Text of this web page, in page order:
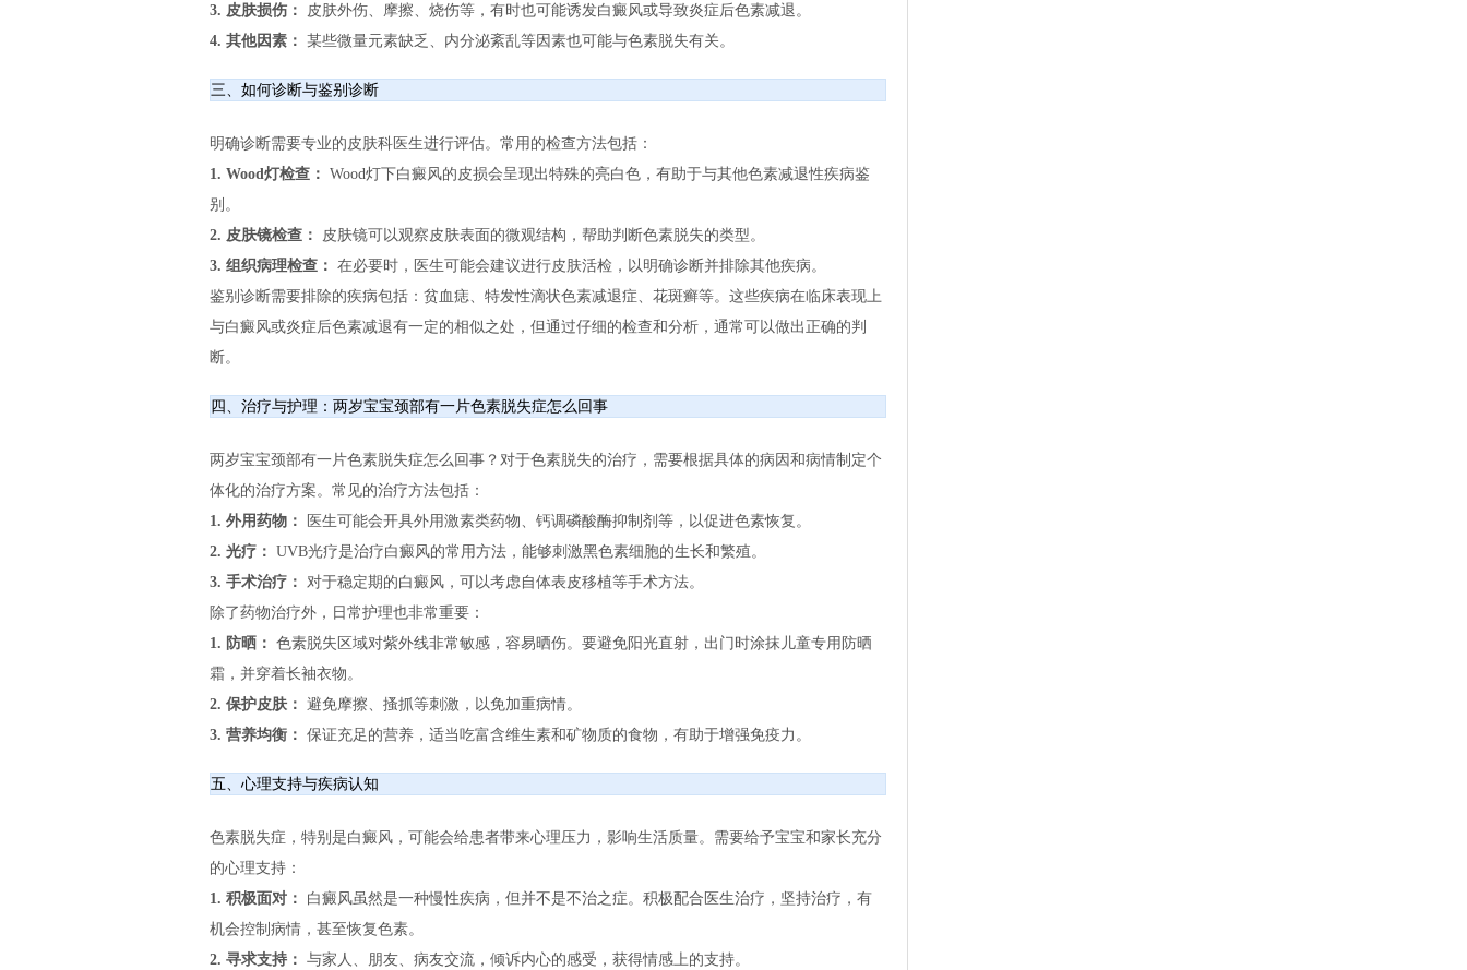
3. 皮肤损伤：
皮肤外伤、摩擦、烧伤等，有时也可能诱发白癜风或导致炎症后色素减退。
4. 其他因素： 某些微量元素缺乏、内分泌紊乱等因素也可能与色素脱失有关。
三、如何诊断与鉴别诊断
明确诊断需要专业的皮肤科医生进行评估。常用的检查方法包括：
1. Wood灯检查： Wood灯下白癜风的皮损会呈现出特殊的亮白色，有助于与其他色素减退性疾病鉴
别。
2. 皮肤镜检查：
皮肤镜可以观察皮肤表面的微观结构，帮助判断色素脱失的类型。
3. 组织病理检查： 在必要时，医生可能会建议进行皮肤活检，以明确诊断并排除其他疾病。
鉴别诊断需要排除的疾病包括：贫血痣、特发性滴状色素减退症、花斑癣等。这些疾病在临床表现上
与白癜风或炎症后色素减退有一定的相似之处，但通过仔细的检查和分析，通常可以做出正确的判
断。
四、治疗与护理：两岁宝宝颈部有一片色素脱失症怎么回事
两岁宝宝颈部有一片色素脱失症怎么回事？对于色素脱失的治疗，需要根据具体的病因和病情制定个
体化的治疗方案。常见的治疗方法包括：
1. 外用药物：
医生可能会开具外用激素类药物、钙调磷酸酶抑制剂等，以促进色素恢复。
2. 光疗： UVB光疗是治疗白癜风的常用方法，能够刺激黑色素细胞的生长和繁殖。
3. 手术治疗： 对于稳定期的白癜风，可以考虑自体表皮移植等手术方法。
除了药物治疗外，日常护理也非常重要：
1. 防晒： 色素脱失区域对紫外线非常敏感，容易晒伤。要避免阳光直射，出门时涂抹儿童专用防晒
霜，并穿着长袖衣物。
2. 保护皮肤： 避免摩擦、搔抓等刺激，以免加重病情。
3. 营养均衡： 保证充足的营养，适当吃富含维生素和矿物质的食物，有助于增强免疫力。
五、心理支持与疾病认知
色素脱失症，特别是白癜风，可能会给患者带来心理压力，影响生活质量。需要给予宝宝和家长充分
的心理支持：
1. 积极面对：
白癜风虽然是一种慢性疾病，但并不是不治之症。积极配合医生治疗，坚持治疗，有
机会控制病情，甚至恢复色素。
2. 寻求支持： 与家人、朋友、病友交流，倾诉内心的感受，获得情感上的支持。